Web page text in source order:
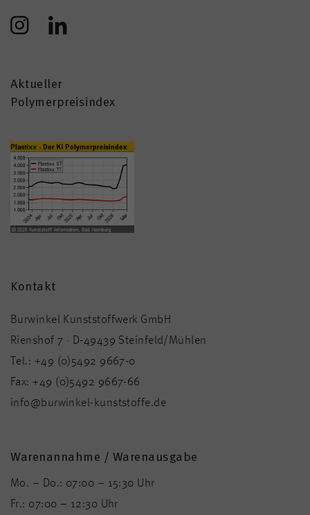
Kontakt
Burwinkel Kunststoffwerk GmbH
Rienshof 7 · D-49439 Steinfeld/Mühlen
Tel.: +49 (0)5492 9667-0
Fax: +49 (0)5492 9667-66
info@burwinkel-kunststoffe.de
Warenannahme / Warenausgabe
Mo. – Do.: 07:00 – 15:30 Uhr
Fr.: 07:00 – 12:30 Uhr
Aktueller
Polymerpreisindex